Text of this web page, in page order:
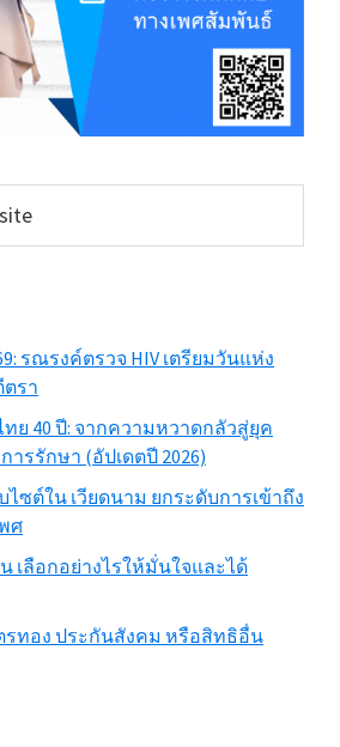
รณรงค์ตรวจ HIV เตรียมวันแห่ง
รา
ย 40 ปี: จากความหวาดกลัวสู่ยุค
รรักษา (อัปเดตปี 2026)
บไซต์ใน เวียดนาม ยกระดับการเข้าถึง
ศ
เลือกอย่างไรให้มั่นใจและได้
รทอง ประกันสังคม หรือสิทธิอื่น